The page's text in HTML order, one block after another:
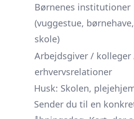
Børnenes institutioner
(vuggestue, børnehave,
skole)
Arbejdsgiver / kolleger
erhvervsrelationer
Husk: Skolen,
Sender du til en